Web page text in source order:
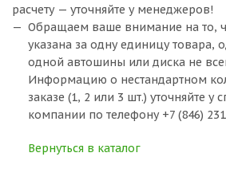
расчету — уточняйте у менеджеров!
Обращаем ваше внимание на то,
указана за одну единицу товара,
одной автошины или диска не
Информацию о нестандартном
заказе (1, 2 или 3 шт.) уточняйте у
компании по телефону +7 (846)
Вернуться в каталог